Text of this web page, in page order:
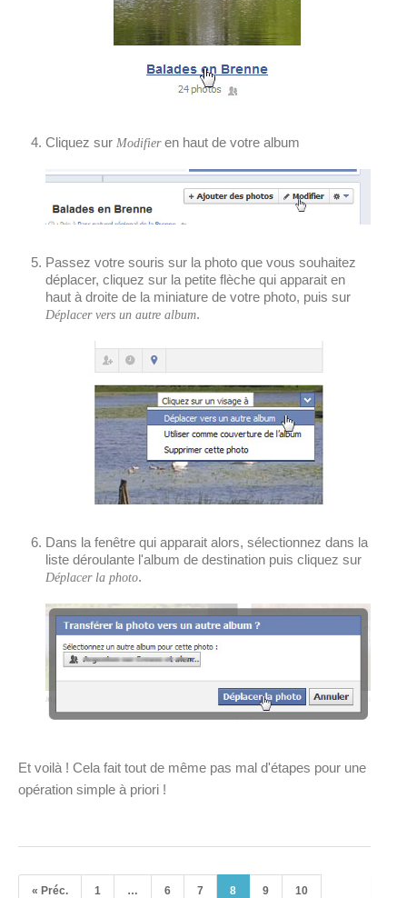
Cliquez sur Modifieren haut de votre album
Passez votre souris sur la photo que vous souhaitez
déplacer, cliquez sur la petite flèche qui apparait en
haut à droite de la miniature de votre photo, puis sur
Déplacer vers un autre album.
Dans la fenêtre qui apparait alors, sélectionnez dans la
liste déroulante l'album de destination puis cliquez sur
Déplacer la photo.
Et voilà ! Cela fait tout de même pas mal d'étapes pour une
opération simple à priori !
« Préc. 1 … 6 7 8 9 10